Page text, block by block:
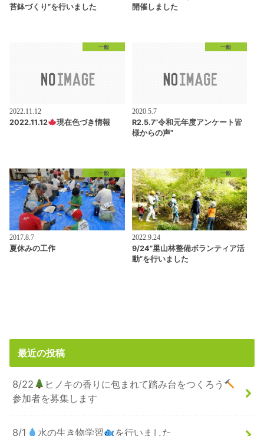
苔鉢づくり”を行いました
開催しました
一般
2022.11.12
2022.11.12 現在色づき情報
一般
2020.5.7
R2.5.7”令和元年度アンケート皆
様からの声”
一般
2017.8.7
夏休みの工作
一般
2022.9.24
9/24”里山林整備ボランティア活
動”を行いました
最近の投稿
8/22
ヒノキの香りに包まれて踏み台をつくろう
参加者を募集します
8/1 水の生き物学習 を行いました